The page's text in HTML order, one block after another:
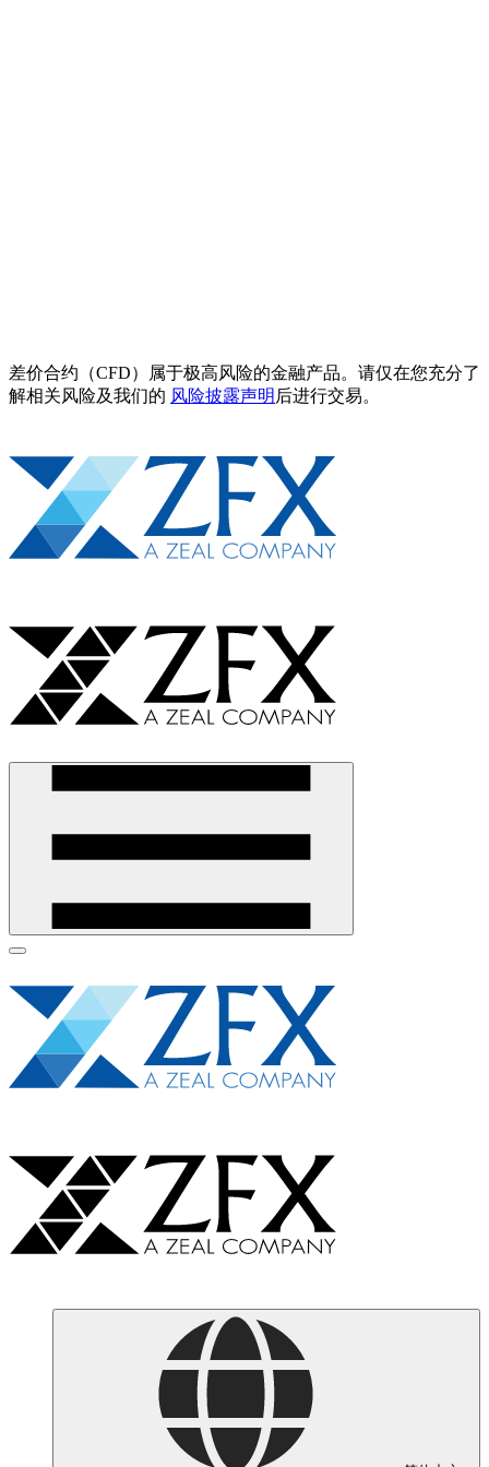
差价合约（CFD）属于极高风险的金融产品。请仅在您充分了
解相关风险及我们的 风险披露声明 后进行交易。